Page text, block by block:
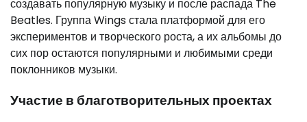
создавать популярную музыку и после распада The
Beatles. Группа Wings стала платформой для его
экспериментов и творческого роста, а их альбомы до
сих пор остаются популярными и любимыми среди
поклонников музыки.
Участие в благотворительных проектах